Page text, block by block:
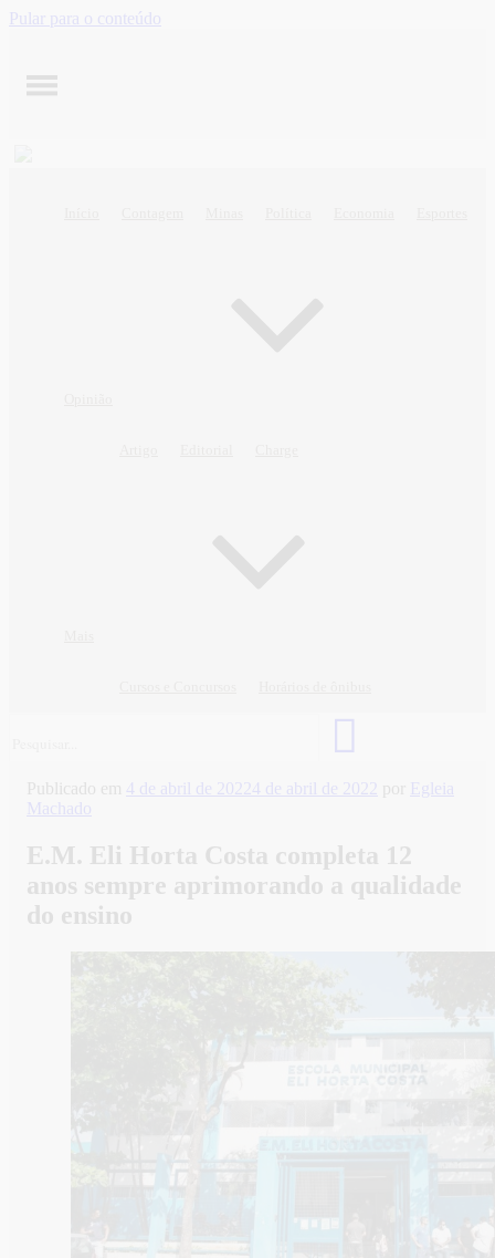
Pular para o conteúdo
Publicado em 4 de abril de 2022 4 de abril de 2022 por
Egleia
Machado
E.M. Eli Horta Costa completa 12
anos sempre aprimorando a qualidade
do ensino